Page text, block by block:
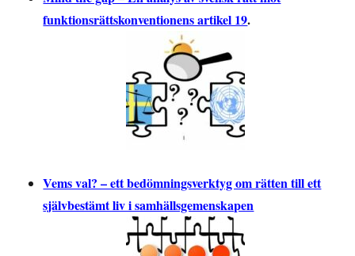
funktionsrättskonventionens artikel 19.
Vems val? – ett bedömningsverktyg om rätten till ett
självbestämt liv i samhällsgemenskapen